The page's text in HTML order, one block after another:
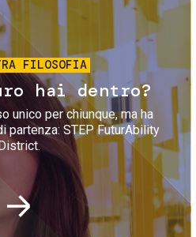
FILOSOFIA
hai dentro?
unico per chiunque, ma ha
partenza: STEP FuturAbility